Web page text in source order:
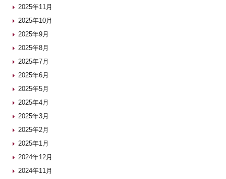
2025年11月
2025年10月
2025年9月
2025年8月
2025年7月
2025年6月
2025年5月
2025年4月
2025年3月
2025年2月
2025年1月
2024年12月
2024年11月